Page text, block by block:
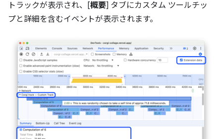
トラックが表示され、[概要] タブにカスタム ツールチッ
プと詳細を含むイベントが表示されます。